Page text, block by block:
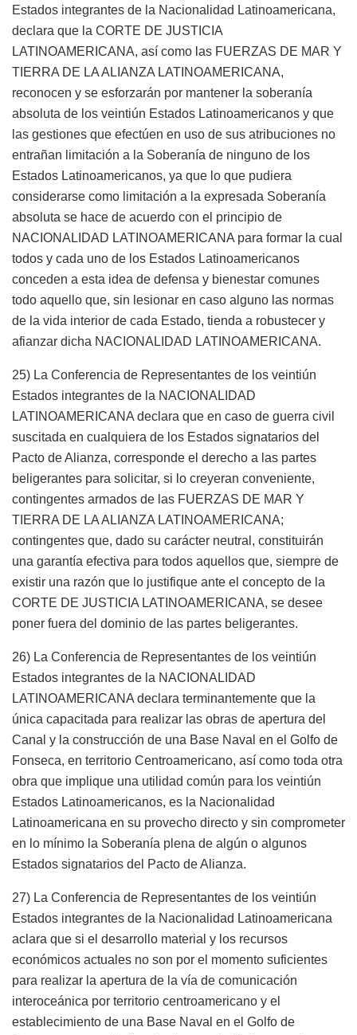
Estados integrantes de la Nacionalidad Latinoamericana,
declara que la CORTE DE JUSTICIA
LATINOAMERICANA, así como las FUERZAS DE MAR Y
TIERRA DE LA ALIANZA LATINOAMERICANA,
reconocen y se esforzarán por mantener la soberanía
absoluta de los veintiún Estados Latinoamericanos y que
las gestiones que efectúen en uso de sus atribuciones no
entrañan limitación a la Soberanía de ninguno de los
Estados Latinoamericanos, ya que lo que pudiera
considerarse como limitación a la expresada Soberanía
absoluta se hace de acuerdo con el principio de
NACIONALIDAD LATINOAMERICANA para formar la cual
todos y cada uno de los Estados Latinoamericanos
conceden a esta idea de defensa y bienestar comunes
todo aquello que, sin lesionar en caso alguno las normas
de la vida interior de cada Estado, tienda a robustecer y
afianzar dicha NACIONALIDAD LATINOAMERICANA.
25) La Conferencia de Representantes de los veintiún
Estados integrantes de la NACIONALIDAD
LATINOAMERICANA declara que en caso de guerra civil
suscitada en cualquiera de los Estados signatarios del
Pacto de Alianza, corresponde el derecho a las partes
beligerantes para solicitar, si lo creyeran conveniente,
contingentes armados de las FUERZAS DE MAR Y
TIERRA DE LA ALIANZA LATINOAMERICANA;
contingentes que, dado su carácter neutral, constituirán
una garantía efectiva para todos aquellos que, siempre de
existir una razón que lo justifique ante el concepto de la
CORTE DE JUSTICIA LATINOAMERICANA, se desee
poner fuera del dominio de las partes beligerantes.
26) La Conferencia de Representantes de los veintiún
Estados integrantes de la NACIONALIDAD
LATINOAMERICANA declara terminantemente que la
única capacitada para realizar las obras de apertura del
Canal y la construcción de una Base Naval en el Golfo de
Fonseca, en territorio Centroamericano, así como toda otra
obra que implique una utilidad común para los veintiún
Estados Latinoamericanos, es la Nacionalidad
Latinoamericana en su provecho directo y sin comprometer
en lo mínimo la Soberanía plena de algún o algunos
Estados signatarios del Pacto de Alianza.
27) La Conferencia de Representantes de los veintiún
Estados integrantes de la Nacionalidad Latinoamericana
aclara que si el desarrollo material y los recursos
económicos actuales no son por el momento suficientes
para realizar la apertura de la vía de comunicación
interoceánica por territorio centroamericano y el
establecimiento de una Base Naval en el Golfo de